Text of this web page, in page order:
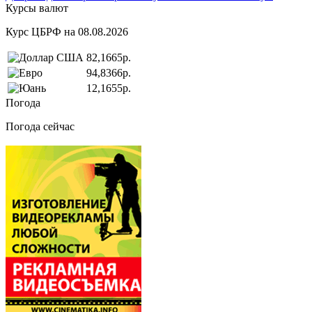
Курсы валют
Курс ЦБРФ на 08.08.2026
82,1665р.
94,8366р.
12,1655р.
Погода
Погода сейчас